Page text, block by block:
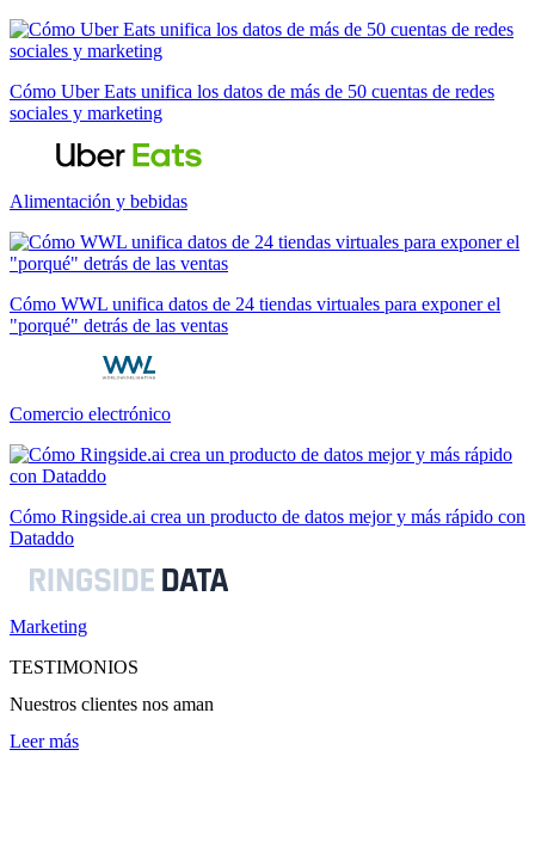
Cómo Uber Eats unifica los datos de más de 50 cuentas de redes
sociales y marketing
Alimentación y bebidas
Cómo WWL unifica datos de 24 tiendas virtuales para exponer el
"porqué" detrás de las ventas
Comercio electrónico
Cómo Ringside.ai crea un producto de datos mejor y más rápido con
Dataddo
Marketing
TESTIMONIOS
Nuestros clientes nos aman
Leer más